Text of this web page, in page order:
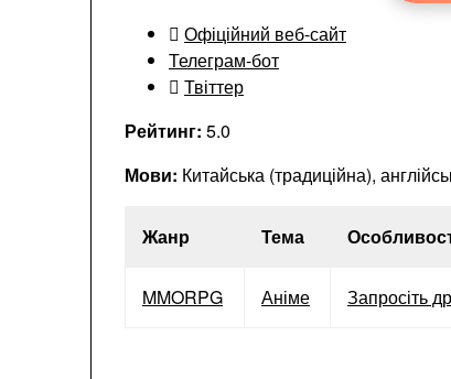
Офіційний веб-сайт
Телеграм-бот
Твіттер
Рейтинг: 5.0
Мови: Китайська (традиційна),
Жанр Тема
MMORPG Аніме Запросіть